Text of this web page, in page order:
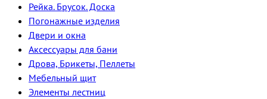
Рейка. Брусок. Доска
Погонажные изделия
Двери и окна
Аксессуары для бани
Дрова, Брикеты, Пеллеты
Мебельный щит
Элементы лестниц